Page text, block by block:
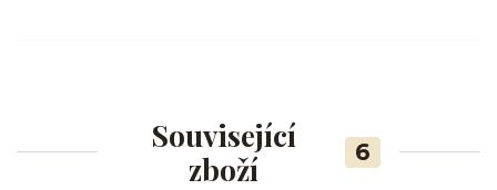
Související
zboží
6